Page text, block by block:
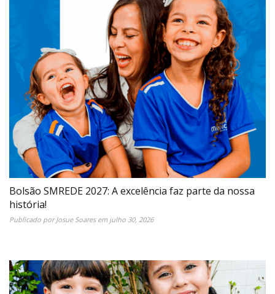
Bolsão SMREDE 2027: A excelência faz parte da nossa
história!
Publicado porJosue Soaresem julho 30, 2026